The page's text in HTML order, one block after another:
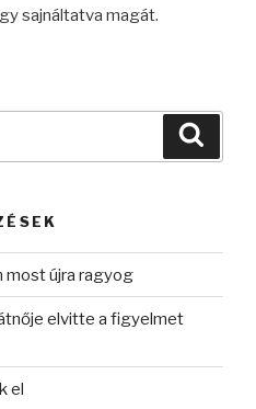
sajnáltatva magát.
most újra ragyog
elvitte a figyelmet
el